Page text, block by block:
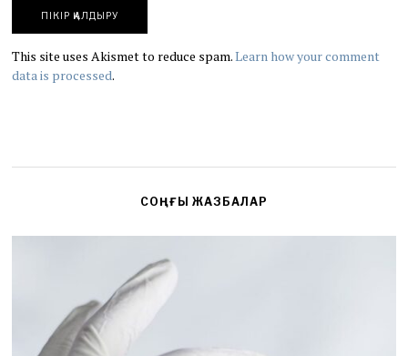
This site uses Akismet to reduce spam.Learn how your comment
data is processed.
СОҢҒЫ ЖАЗБАЛАР